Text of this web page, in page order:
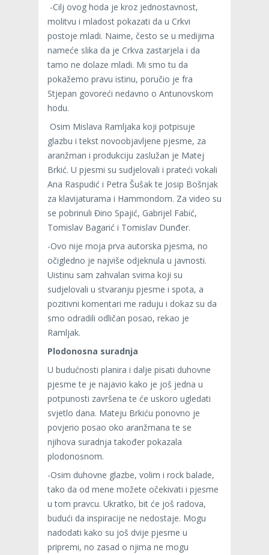
-Cilj ovog hoda je kroz jednostavnost,
molitvu i mladost pokazati da u Crkvi
postoje mladi. Naime, često se u medijima
nameće slika da je Crkva zastarjela i da
tamo ne dolaze mladi. Mi smo tu da
pokažemo pravu istinu, poručio je fra
Stjepan govoreći nedavno o Antunovskom
hodu.
Osim Mislava Ramljaka koji potpisuje
glazbu i tekst novoobjavljene pjesme, za
aranžman i produkciju zaslužan je Matej
Brkić. U pjesmi su sudjelovali i prateći vokali
Ana Raspudić i Petra Šušak te Josip Bošnjak
za klavijaturama i Hammondom. Za video su
se pobrinuli Đino Spajić, Gabrijel Fabić,
Tomislav Bagarić i Tomislav Dunđer.
-Ovo nije moja prva autorska pjesma, no
očigledno je najviše odjeknula u javnosti.
Uistinu sam zahvalan svima koji su
sudjelovali u stvaranju pjesme i spota, a
pozitivni komentari me raduju i dokaz su da
smo odradili odličan posao, rekao je
Ramljak.
Plodonosna suradnja
U budućnosti planira i dalje pisati duhovne
pjesme te je najavio kako je još jedna u
potpunosti završena te će uskoro ugledati
svjetlo dana. Mateju Brkiću ponovno je
povjerio posao oko aranžmana te se
njihova suradnja također pokazala
plodonosnom.
-Osim duhovne glazbe, volim i rock balade,
tako da od mene možete očekivati i pjesme
u tom pravcu. Ukratko, bit će još radova,
budući da inspiracije ne nedostaje. Mogu
nadodati kako su još dvije pjesme u
pripremi, no zasad o njima ne mogu